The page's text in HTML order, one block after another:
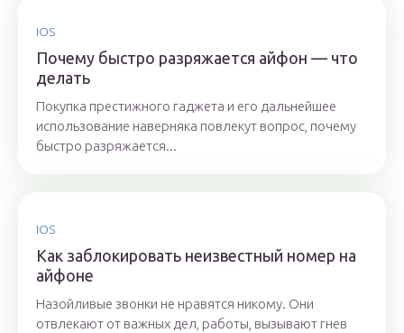
IOS
Почему быстро разряжается айфон — что
делать
Покупка престижного гаджета и его дальнейшее
использование наверняка повлекут вопрос, почему
быстро разряжается...
IOS
Как заблокировать неизвестный номер на
айфоне
Назойливые звонки не нравятся никому. Они
отвлекают от важных дел, работы, вызывают гнев